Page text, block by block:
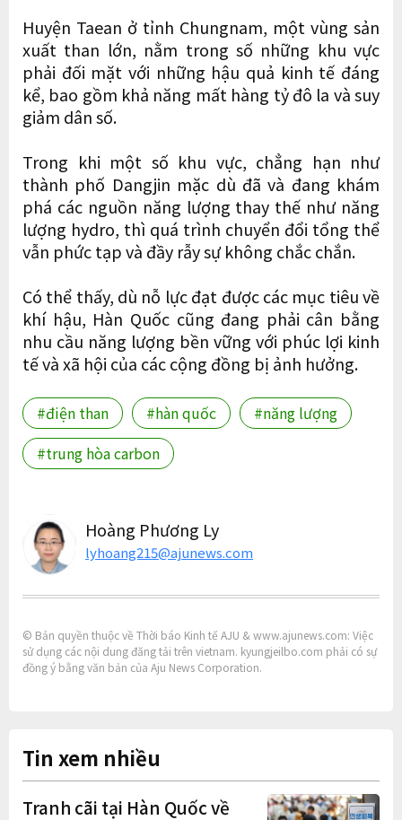
Huyện Taean ở tỉnh Chungnam, một vùng sản
xuất than lớn, nằm trong số những khu vực
phải đối mặt với những hậu quả kinh tế đáng
kể, bao gồm khả năng mất hàng tỷ đô la và suy
giảm dân số.
Trong khi một số khu vực, chẳng hạn như
thành phố Dangjin mặc dù đã và đang khám
phá các nguồn năng lượng thay thế như năng
lượng hydro, thì quá trình chuyển đổi tổng thể
vẫn phức tạp và đầy rẫy sự không chắc chắn.
Có thể thấy, dù nỗ lực đạt được các mục tiêu về
khí hậu, Hàn Quốc cũng đang phải cân bằng
nhu cầu năng lượng bền vững với phúc lợi kinh
tế và xã hội của các cộng đồng bị ảnh hưởng.
#điện than #hàn quốc
#năng lượng
#trung hòa carbon
Hoàng Phương Ly
lyhoang215@ajunews.com
© Bản quyền thuộc về Thời báo Kinh tế AJU & www.ajunews.com: Việc
sử dụng các nội dung đăng tải trên vietnam. kyungjeilbo.com phải có sự
đồng ý bằng văn bản của Aju News Corporation.
Tin xem nhiều
Tranh cãi tại Hàn Quốc về